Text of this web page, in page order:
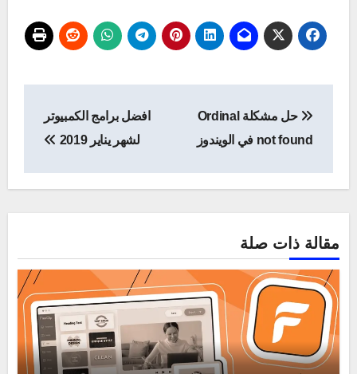
المقالات
حل مشكلة Ordinal
not found في الويندوز
افضل برامج الكمبيوتر
لشهر يناير 2019
مقالة ذات صلة